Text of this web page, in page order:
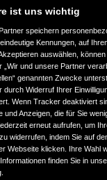
UND
,
ist uns wichtig
Partner speichern
Kennungen, auf
auswählen,
„Wir und unsere Partner
genannten Zwecke
durch Widerruf Ihrer
Wenn Tracker deaktiviert
und Anzeigen, die für Sie
erneut aufrufen, um
widerrufen, indem Sie auf
Webseite klicken. Ihre Wahl
finden Sie in